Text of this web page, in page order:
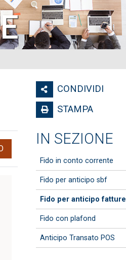
CONDIVIDI
STAMPA
IN SEZIONE
Fido in conto corrente
Fido per anticipo sbf
Fido per anticipo fatture
Fido con plafond
Anticipo Transato POS